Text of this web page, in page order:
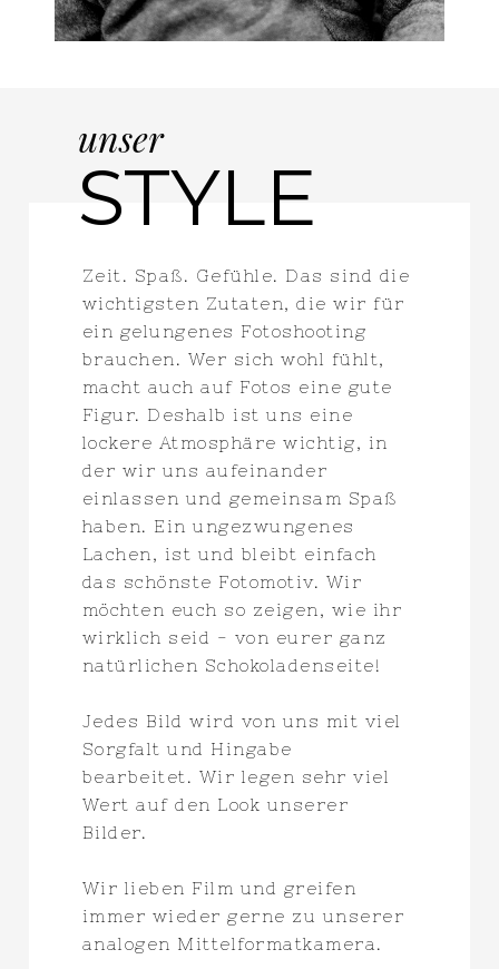
unser
STYLE
Zeit. Spaß. Gefühle. Das sind die
wichtigsten Zutaten, die wir für
ein gelungenes Fotoshooting
brauchen. Wer sich wohl fühlt,
macht auch auf Fotos eine gute
Figur. Deshalb ist uns eine
lockere Atmosphäre wichtig, in
der wir uns aufeinander
einlassen und gemeinsam Spaß
haben. Ein ungezwungenes
Lachen, ist und bleibt einfach
das schönste Fotomotiv. Wir
möchten euch so zeigen, wie ihr
wirklich seid - von eurer ganz
natürlichen Schokoladenseite!
Jedes Bild wird von uns mit viel
Sorgfalt und Hingabe
bearbeitet. Wir legen sehr viel
Wert auf den Look unserer
Bilder.
Wir lieben Film und greifen
immer wieder gerne zu unserer
analogen Mittelformatkamera.